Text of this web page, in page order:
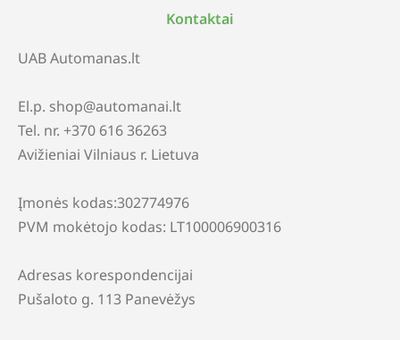
Kontaktai
UAB Automanas.lt
El.p. shop@automanai.lt
Tel. nr. +370 616 36263
Avižieniai Vilniaus r. Lietuva
Įmonės kodas:302774976
PVM mokėtojo kodas: LT100006900316
Adresas korespondencijai
Pušaloto g. 113 Panevėžys